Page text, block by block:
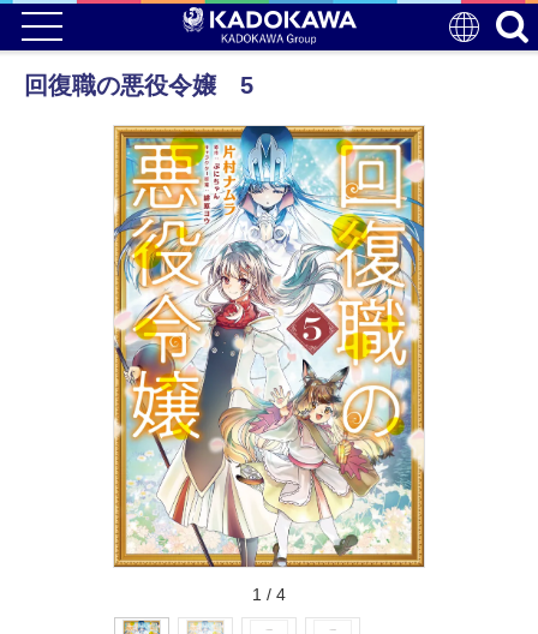
回復職の悪役令嬢 5
1 / 4